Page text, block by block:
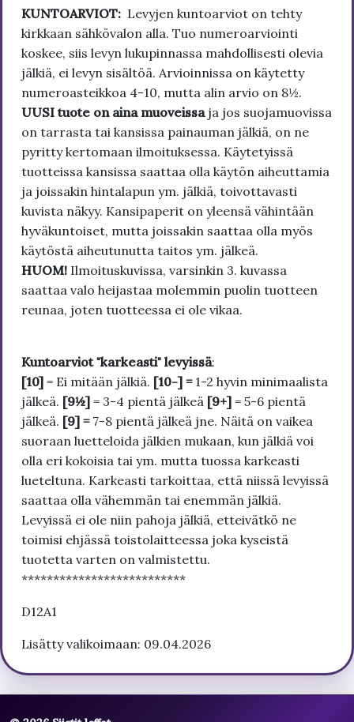
KUNTOARVIOT: Levyjen kuntoarviot on tehty
kirkkaan sähkövalon alla. Tuo numeroarviointi
koskee, siis levyn lukupinnassa mahdollisesti olevia
jälkiä, ei levyn sisältöä. Arvioinnissa on käytetty
numeroasteikkoa 4-10, mutta alin arvio on 8½.
UUSI tuote on aina muoveissa ja jos suojamuovissa
on tarrasta tai kansissa painauman jälkiä, on ne
pyritty kertomaan ilmoituksessa. Käytetyissä
tuotteissa kansissa saattaa olla käytön aiheuttamia
ja joissakin hintalapun ym. jälkiä, toivottavasti
kuvista näkyy. Kansipaperit on yleensä vähintään
hyväkuntoiset, mutta joissakin saattaa olla myös
käytöstä aiheutunutta taitos ym. jälkeä.
HUOM! Ilmoituskuvissa, varsinkin 3. kuvassa
saattaa valo heijastaa molemmin puolin tuotteen
reunaa, joten tuotteessa ei ole vikaa.
Kuntoarviot "karkeasti" levyissä:
[10] = Ei mitään jälkiä. [10-] = 1-2 hyvin minimaalista
jälkeä. [9½] = 3-4 pientä jälkeä [9+] = 5-6 pientä
jälkeä. [9] = 7-8 pientä jälkeä jne. Näitä on vaikea
suoraan luetteloida jälkien mukaan, kun jälkiä voi
olla eri kokoisia tai ym. mutta tuossa karkeasti
lueteltuna. Karkeasti tarkoittaa, että niissä levyissä
saattaa olla vähemmän tai enemmän jälkiä.
Levyissä ei ole niin pahoja jälkiä, etteivätkö ne
toimisi ehjässä toistolaitteessa joka kyseistä
tuotetta varten on valmistettu.
**************************
D12A1
Lisätty valikoimaan: 09.04.2026